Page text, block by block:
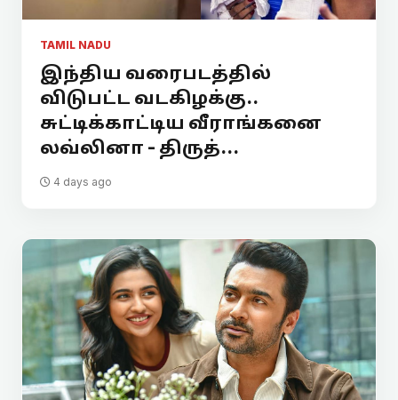
TAMIL NADU
இந்திய வரைபடத்தில்
விடுபட்ட வடகிழக்கு..
சுட்டிக்காட்டிய வீராங்கனை
லவ்லினா - திருத்...
4 days ago